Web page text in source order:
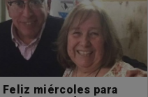
Feliz martes para tod@s